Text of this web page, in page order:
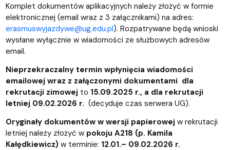
Komplet dokumentów aplikacyjnych należy złożyć w formie
elektronicznej (email wraz z 3 załącznikami) na adres:
erasmuswyjazdywe@ug.edu.pl). Rozpatrywane będą wnioski
wysłane wyłącznie w wiadomości ze służbowych adresów
email.
Nieprzekraczalny termin wpłynięcia wiadomości
emailowej wraz z załączonymi dokumentami dla
rekrutacji zimowej to 15.09.2025 r., a dla rekrutacji
letniej 09.02.2026 r. (decyduje czas serwera UG).
Oryginały dokumentów w wersji papierowej w rekrutacji
letniej należy złożyć wpokoju A218 (p. Kamila
Kałędkiewicz) w terminie: 12.01.– 09.02.2026 r.